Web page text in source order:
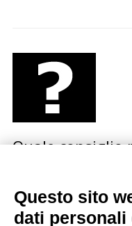
Quale consiglio
iniziare una
La redazione di
diversi artisti italiani e
Questo sito
dati